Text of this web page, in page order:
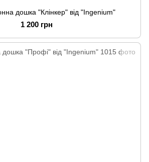
дошка "Клінкер" від "Ingenium"
1 200 грн